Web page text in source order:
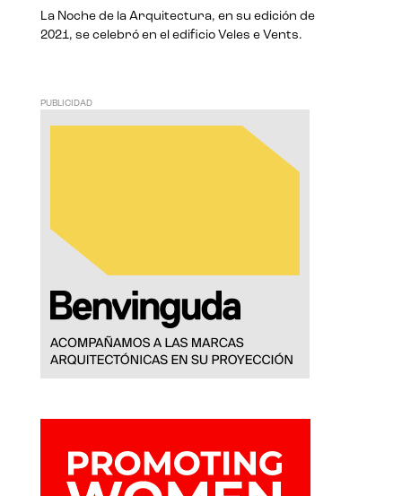
La Noche de la Arquitectura, en su edición de
2021, se celebró en el edificio Veles e Vents.
PUBLICIDAD